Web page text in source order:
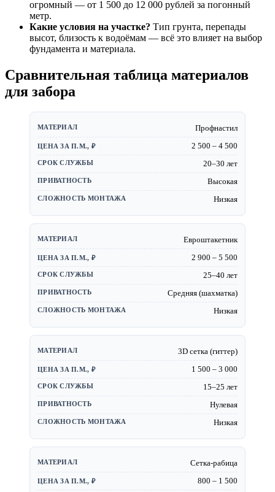
огромный — от 1 500 до 12 000 рублей за погонный
метр.
Какие условия на участке? Тип грунта, перепады
высот, близость к водоёмам — всё это влияет на выбор
фундамента и материала.
Сравнительная таблица материалов
для забора
Профнастил
2 500 – 4 500
20–30 лет
Высокая
Низкая
Евроштакетник
2 900 – 5 500
25–40 лет
Средняя (шахматка)
Низкая
3D сетка (гиттер)
1 500 – 3 000
15–25 лет
Нулевая
Низкая
Сетка-рабица
800 – 1 500